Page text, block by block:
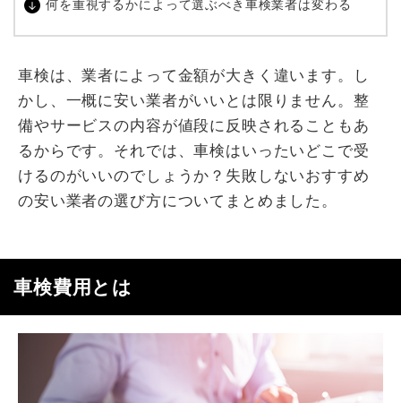
何を重視するかによって選ぶべき車検業者は変わる
車検は、業者によって金額が大きく違います。し
かし、一概に安い業者がいいとは限りません。整
備やサービスの内容が値段に反映されることもあ
るからです。それでは、車検はいったいどこで受
けるのがいいのでしょうか？失敗しないおすすめ
の安い業者の選び方についてまとめました。
車検費用とは